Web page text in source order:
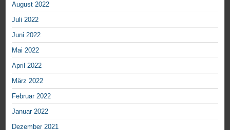
August 2022
Juli 2022
Juni 2022
Mai 2022
April 2022
März 2022
Februar 2022
Januar 2022
Dezember 2021